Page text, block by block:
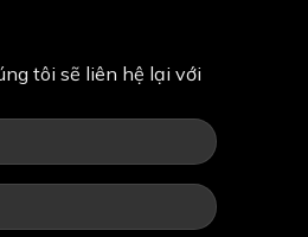
tôi sẽ liên hệ lại với